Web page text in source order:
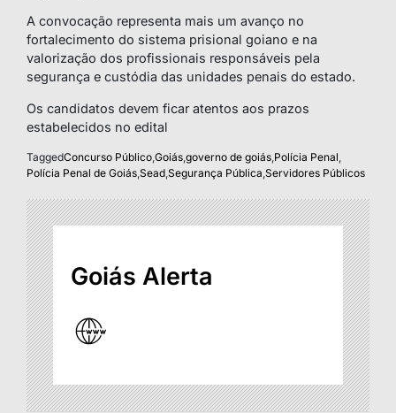
A convocação representa mais um avanço no
fortalecimento do sistema prisional goiano e na
valorização dos profissionais responsáveis pela
segurança e custódia das unidades penais do estado.
Os candidatos devem ficar atentos aos prazos
estabelecidos no edital
TaggedConcurso Público,Goiás,governo de goiás,Polícia Penal,
Polícia Penal de Goiás,Sead,Segurança Pública,Servidores Públicos
Goiás Alerta